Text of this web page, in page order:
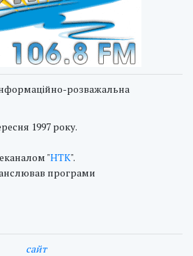
розважальна
1997 року.
"НТК".
програми
cайт